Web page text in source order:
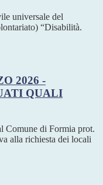
universale del
“Disabilità.
2026 -
QUALI
Comune di Formia prot.
alla richiesta dei locali